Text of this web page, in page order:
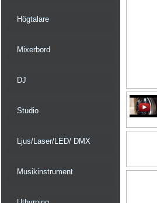
Högtalare
Mixerbord
DJ
Studio
Ljus/Laser/LED/ DMX
Musikinstrument